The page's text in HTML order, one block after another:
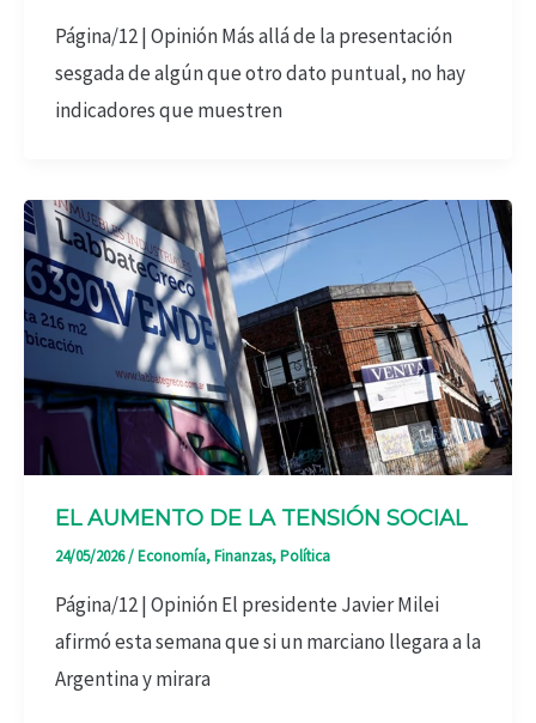
Página/12 | Opinión Más allá de la presentación
sesgada de algún que otro dato puntual, no hay
indicadores que muestren
EL AUMENTO DE LA TENSIÓN SOCIAL
24/05/2026/Economía,Finanzas,Política
Página/12 | Opinión El presidente Javier Milei
afirmó esta semana que si un marciano llegara a la
Argentina y mirara